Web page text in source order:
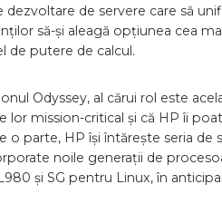
de servere care să
să-și aleagă opțiunea cea
de putere de calcul.
Odyssey, al cărui rol este
mission-critical și că HP îi
parte, HP își întărește seria de
noile generații de
și SG pentru Linux, în